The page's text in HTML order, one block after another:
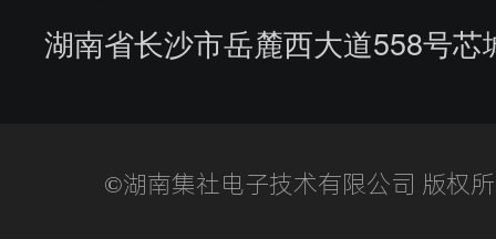
湖南省长沙市岳麓西大道558号芯
©湖南集社电子技术有限公司 版权所